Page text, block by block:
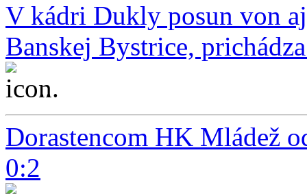
V kádri Dukly posun von
Banskej Bystrice,
...
Dorastencom HK Mládež
0:2